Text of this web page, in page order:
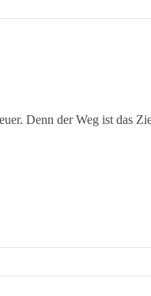
Denn der Weg ist das